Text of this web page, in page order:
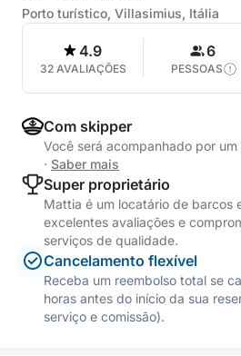
Porto turístico, Villasimius, Itália
4.9
32 AVALIAÇÕES
6
PESSOAS
Com skipper
Você será acompanhado por
· Saber mais
Super proprietário
Mattia é um locatário de barcos
excelentes avaliações e
serviços de qualidade.
Cancelamento flexível
Receba um reembolso total se
horas antes do início da sua
serviço e comissão).